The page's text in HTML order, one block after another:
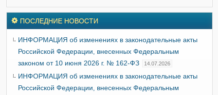
ПОСЛЕДНИЕ НОВОСТИ
ИНФОРМАЦИЯ об изменениях в законодательные акты
Российской Федерации, внесенных Федеральным
законом от 10 июня 2026 г. № 162-ФЗ
14.07.2026
ИНФОРМАЦИЯ об изменениях в законодательные акты
Российской Федерации, внесенных Федеральным